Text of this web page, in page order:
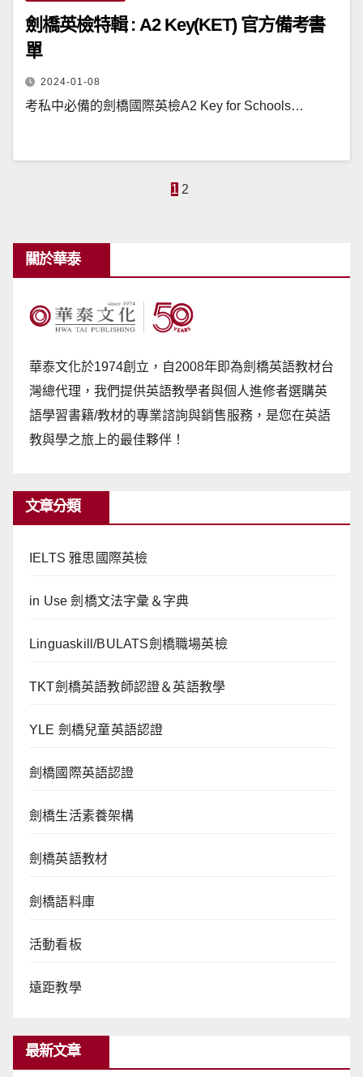
劍橋英檢特輯 : A2 Key(KET) 官方備考書
單
2024-01-08
考私中必備的劍橋國際英檢A2 Key for Schools…
文
1 2
關於華泰
華泰文化於1974創立，自2008年即為劍橋英語教材台
灣總代理，我們提供英語教學者與個人進修者選購英
語學習書籍/教材的專業諮詢與銷售服務，是您在英語
教與學之旅上的最佳夥伴！
文章分類
IELTS 雅思國際英檢
in Use 劍橋文法字彙＆字典
Linguaskill/BULATS劍橋職場英檢
TKT劍橋英語教師認證＆英語教學
YLE 劍橋兒童英語認證
劍橋國際英語認證
劍橋生活素養架構
劍橋英語教材
劍橋語料庫
活動看板
遠距教學
最新文章